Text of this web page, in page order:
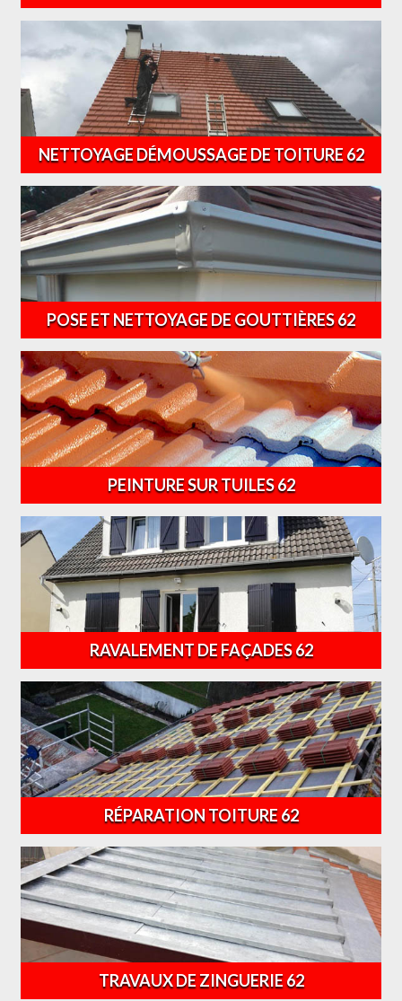
NETTOYAGE DÉMOUSSAGE DE TOITURE 62
POSE ET NETTOYAGE DE GOUTTIÈRES 62
PEINTURE SUR TUILES 62
RAVALEMENT DE FAÇADES 62
RÉPARATION TOITURE 62
TRAVAUX DE ZINGUERIE 62